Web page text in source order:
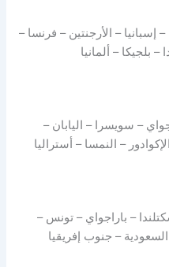
إسبانيا – الأرجنتين – فرنسا –
– بلجيكا – ألمانيا
– سويسرا – اليابان –
– النمسا – أستراليا
– باراجواي – تونس –
– جنوب إفريقيا